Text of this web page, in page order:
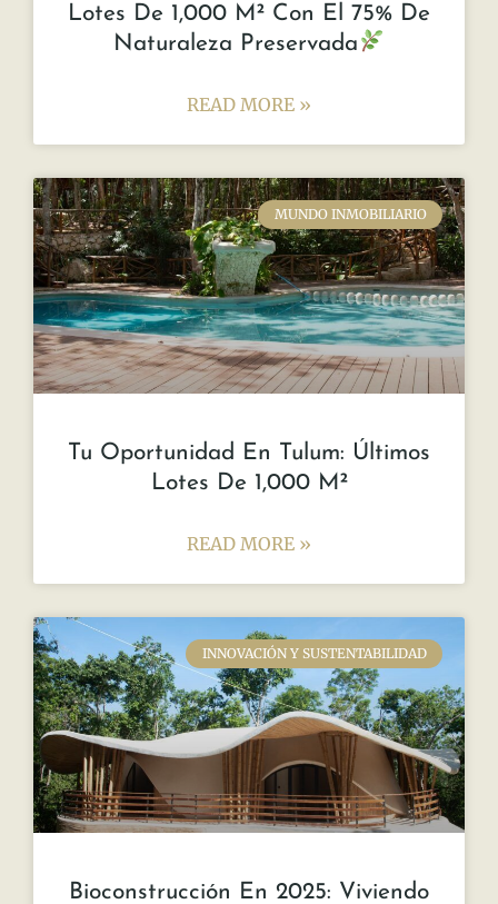
Lotes De 1,000 M² Con El 75% De
Naturaleza Preservada
READ MORE »
MUNDO INMOBILIARIO
Tu Oportunidad En Tulum: Últimos
Lotes De 1,000 M²
READ MORE »
INNOVACIÓN Y SUSTENTABILIDAD
Bioconstrucción En 2025: Viviendo